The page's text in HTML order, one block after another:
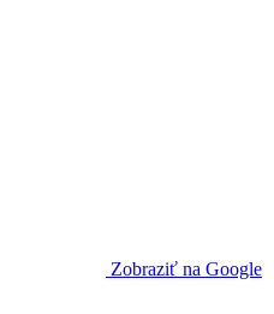
Zobraziť na Google